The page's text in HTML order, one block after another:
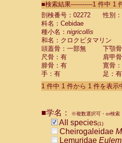
Cebidae
Cebidae
Cebidae
Cebidae
Cebidae
Cebidae
Cebidae
Cebidae
Cebidae Aotus
Cebidae Cebus
CebidaeCebus
CebidaeCebus
CebidaeSaimiri
CebidaeSaimiri
■検索結果-----------1 件中 1
剖検番号：02272
性別
科名：Cebidae
種小名： nigricollis
和名：クロクビタマリン
頭蓋骨：一部無
下顎
尺骨：有
肩甲
腓骨：有
寛骨
手：有
足：有
1 件中 1 件から 1 件を表示
■学名： ※複数選択可・or検索
All species(1)
Cheirogaleidae
Lemuridae